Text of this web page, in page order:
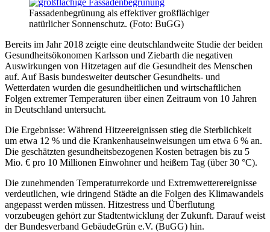
Fassadenbegrünung als effektiver großflächiger
natürlicher Sonnenschutz. (Foto: BuGG)
Bereits im Jahr 2018 zeigte eine deutschlandweite Studie der beiden
Gesundheitsökonomen Karlsson und Ziebarth die negativen
Auswirkungen von Hitzetagen auf die Gesundheit des Menschen
auf. Auf Basis bundesweiter deutscher Gesundheits- und
Wetterdaten wurden die gesundheitlichen und wirtschaftlichen
Folgen extremer Temperaturen über einen Zeitraum von 10 Jahren
in Deutschland untersucht.
Die Ergebnisse: Während Hitzeereignissen stieg die Sterblichkeit
um etwa 12 % und die Krankenhauseinweisungen um etwa 6 % an.
Die geschätzten gesundheitsbezogenen Kosten betragen bis zu 5
Mio. € pro 10 Millionen Einwohner und heißem Tag (über 30 °C).
Die zunehmenden Temperaturrekorde und Extremwetterereignisse
verdeutlichen, wie dringend Städte an die Folgen des Klimawandels
angepasst werden müssen. Hitzestress und Überflutung
vorzubeugen gehört zur Stadtentwicklung der Zukunft. Darauf weist
der Bundesverband GebäudeGrün e.V. (BuGG) hin.